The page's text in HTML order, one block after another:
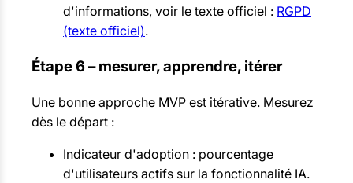
d'informations, voir le texte officiel : RGPD
(texte officiel).
Étape 6 – mesurer, apprendre, itérer
Une bonne approche MVP est itérative. Mesurez
dès le départ :
Indicateur d'adoption : pourcentage
d'utilisateurs actifs sur la fonctionnalité IA.